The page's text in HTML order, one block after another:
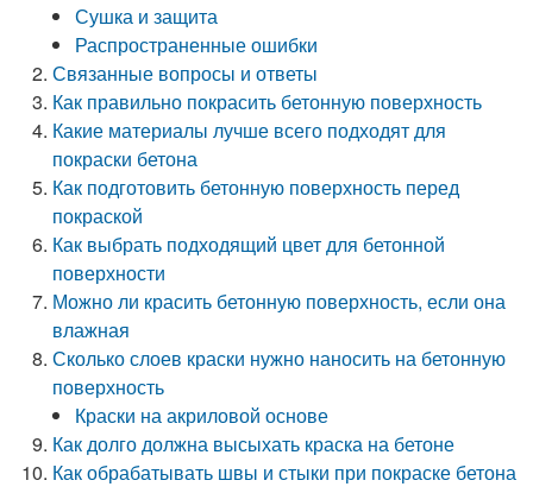
Сушка и защита
Распространенные ошибки
Связанные вопросы и ответы
Как правильно покрасить бетонную поверхность
Какие материалы лучше всего подходят для
покраски бетона
Как подготовить бетонную поверхность перед
покраской
Как выбрать подходящий цвет для бетонной
поверхности
Можно ли красить бетонную поверхность, если она
влажная
Сколько слоев краски нужно наносить на бетонную
поверхность
Краски на акриловой основе
Как долго должна высыхать краска на бетоне
Как обрабатывать швы и стыки при покраске бетона